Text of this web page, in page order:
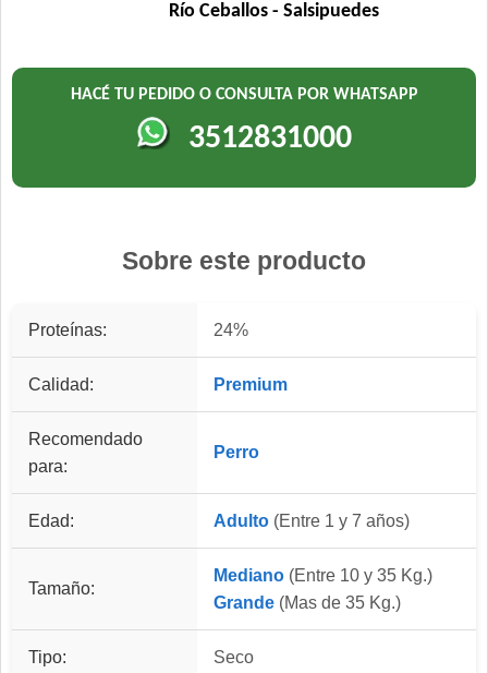
Río Ceballos - Salsipuedes
HACÉ TU PEDIDO O CONSULTA POR WHATSAPP
3512831000
Sobre este producto
Proteínas: 24%
Calidad: Premium
Recomendado
para:
Perro
Edad: Adulto (Entre 1 y 7 años)
Tamaño:
Mediano (Entre 10 y 35 Kg.)
Grande (Mas de 35 Kg.)
Tipo: Seco